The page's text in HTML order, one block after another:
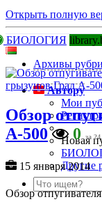
Открыть полную
БИОЛОГИЯ
Архивы
Автору
Мои
Новая
Другие
Обзор
А-500
0 за
15 января 2014
Обзор